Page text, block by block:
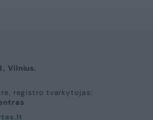
Vilnius.
registro tvarkytojas: